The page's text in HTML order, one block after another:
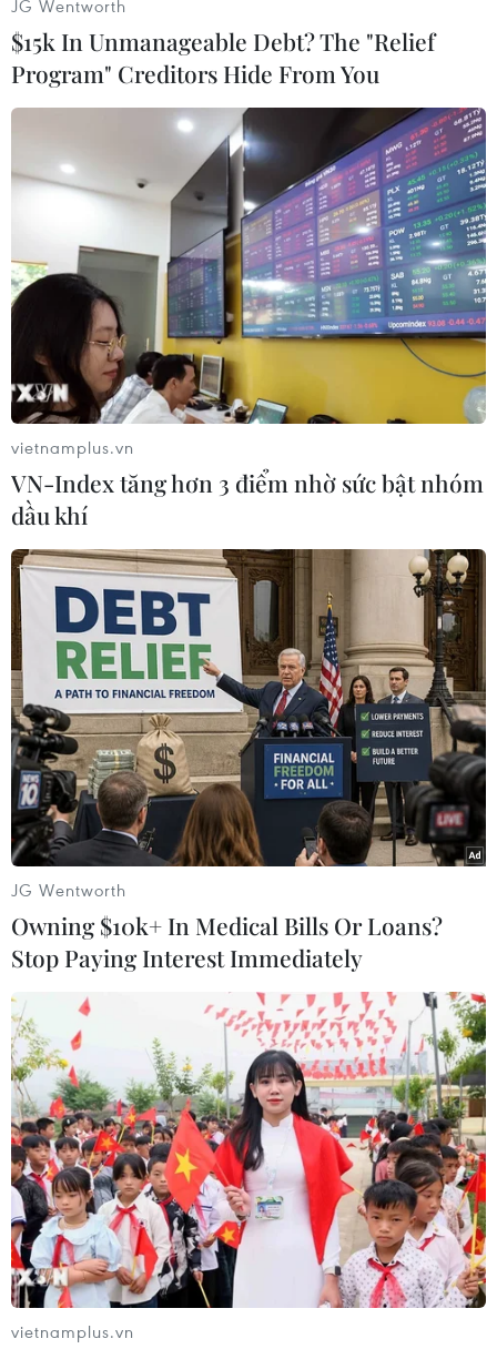
#Triều Tiên #Nhật Bản #Thụy Điển
#Fumio Kishida
#Hội đàm
#Quan hệ ngoại giao
#Bắt cóc
Nhật Bản
Triều Tiên
Theo dõi VietnamPlus
TIN LIÊN QUAN
Nhật Bản-Triều Tiên đàm phán lần đầu kể
từ năm 2012
30/03/2014 03:54
Ngày 30/3, Nhật Bản và Triều Tiên đã tiến hành cuộc
đàm phán cấp chính phủ lần đầu tiên kể từ tháng
11/2012.
JG Wentworth
$15k In Unmanageable Debt? The "Relief
Program" Creditors Hide From You
vietnamplus.vn
VN-Index tăng hơn 3 điểm nhờ sức bật nhóm
dầu khí
JG Wentworth
Owning $10k+ In Medical Bills Or Loans?
Stop Paying Interest Immediately
vietnamplus.vn